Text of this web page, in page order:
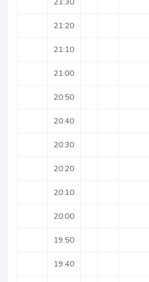
21:20
21:10
21:00
20:50
20:40
20:30
20:20
20:10
20:00
19:50
19:40